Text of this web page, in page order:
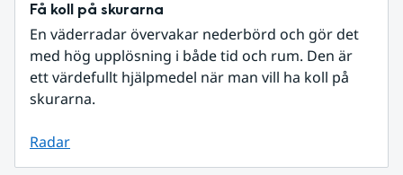
Få koll på skurarna
En väderradar övervakar nederbörd och gör det
med hög upplösning i både tid och rum. Den är
ett värdefullt hjälpmedel när man vill ha koll på
skurarna.
Radar